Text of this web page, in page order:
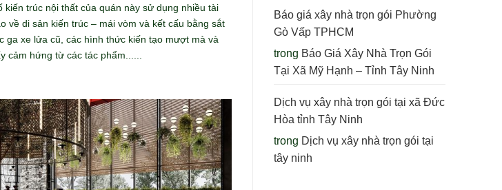
kiến ​​trúc nội thất của quán này sử dụng nhiều tài
về di sản kiến ​​trúc – mái vòm và kết cấu bằng sắt
ga xe lửa cũ, các hình thức kiến ​​tạo mượt mà và
cảm hứng từ các tác phẩm......
Báo giá xây nhà trọn gói Phường
Gò Vấp TPHCM
trong Báo Giá Xây Nhà Trọn Gói
Tại Xã Mỹ Hạnh – Tỉnh Tây Ninh
Dịch vụ xây nhà trọn gói tại xã Đức
Hòa tỉnh Tây Ninh
trong Dịch vụ xây nhà trọn gói tại
tây ninh